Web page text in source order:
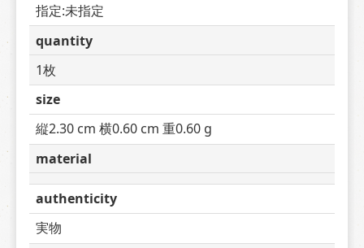
指定:未指定
quantity
1枚
size
縦2.30 cm 横0.60 cm 重0.60 g
material
authenticity
実物